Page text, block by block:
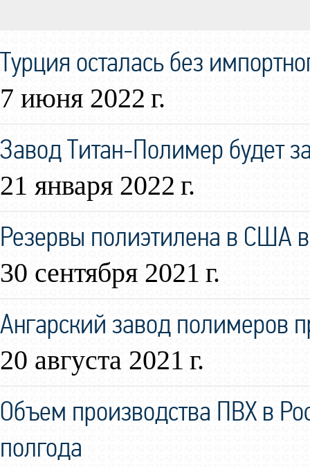
Турция осталась без
7 июня 2022 г.
Завод Титан-Полимер будет
21 января 2022 г.
Резервы полиэтилена в США
30 сентября 2021 г.
Ангарский завод полимеров
20 августа 2021 г.
Объем производства ПВХ в
полгода